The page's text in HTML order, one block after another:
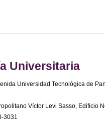
Universitaria
Universidad Tecnológica de
Víctor Levi Sasso, Edificio
3031